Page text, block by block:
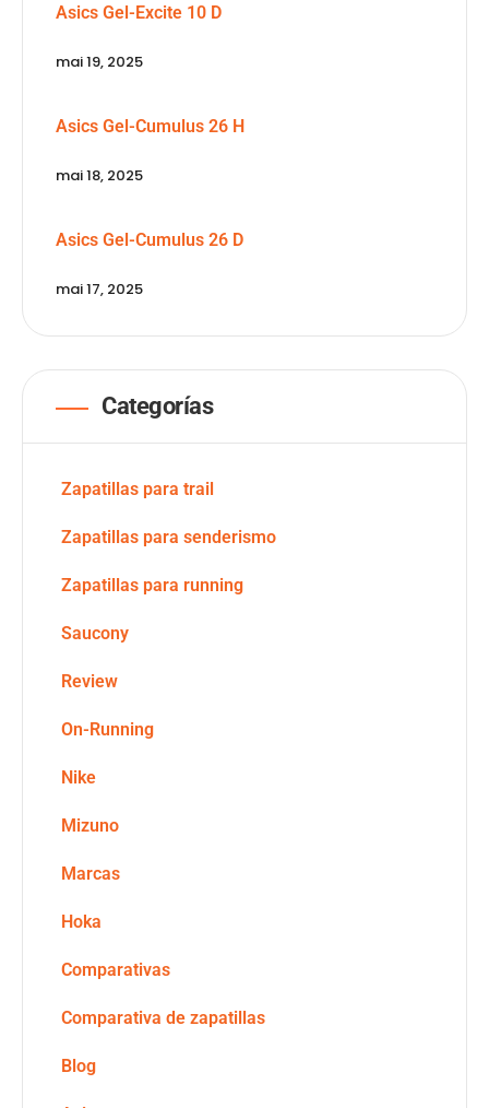
Asics Gel-Excite 10 D
mai 19, 2025
Asics Gel-Cumulus 26 H
mai 18, 2025
Asics Gel-Cumulus 26 D
mai 17, 2025
Categorías
Zapatillas para trail
Zapatillas para senderismo
Zapatillas para running
Saucony
Review
On-Running
Nike
Mizuno
Marcas
Hoka
Comparativas
Comparativa de zapatillas
Blog